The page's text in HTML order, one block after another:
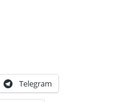
Telegram